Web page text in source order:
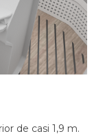
de casi 1,9 m.